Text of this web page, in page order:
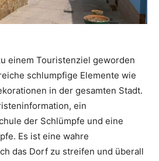
einem Touristenziel geworden
schlumpfige Elemente wie
in der gesamten Stadt.
ein
der Schlümpfe und eine
Es ist eine wahre
das Dorf zu streifen und überall